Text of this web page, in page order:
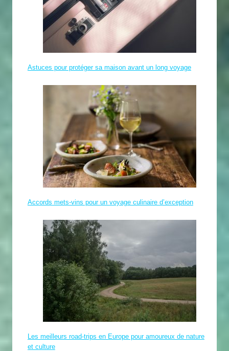
Astuces pour protéger sa maison avant un long voyage
Accords mets-vins pour un voyage culinaire d’exception
Les meilleurs road-trips en Europe pour amoureux de nature
et culture